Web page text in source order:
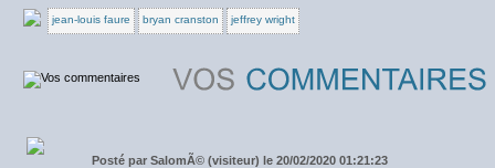
jean-louis faure bryan cranston jeffrey wright
Posté par SalomÃ© (visiteur) le 20/02/2020 01:21:23